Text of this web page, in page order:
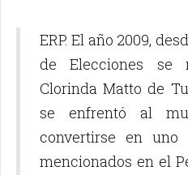
ERP. El año 2009,
de Elecciones se
Clorinda Matto de
se enfrentó al
convertirse en
mencionados en el